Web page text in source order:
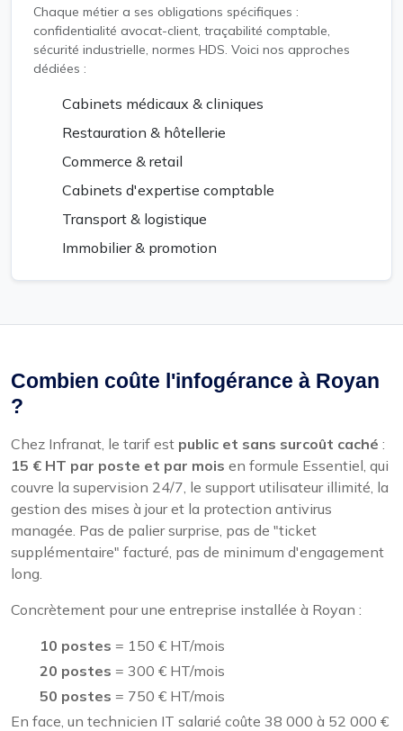
Chaque métier a ses obligations spécifiques :
confidentialité avocat-client, traçabilité comptable,
sécurité industrielle, normes HDS. Voici nos approches
dédiées :
Cabinets médicaux & cliniques
Restauration & hôtellerie
Commerce & retail
Cabinets d'expertise comptable
Transport & logistique
Immobilier & promotion
Combien coûte l'infogérance à Royan
?
Chez Infranat, le tarif est public et sans surcoût caché :
15 € HT par poste et par mois en formule Essentiel, qui
couvre la supervision 24/7, le support utilisateur illimité, la
gestion des mises à jour et la protection antivirus
managée. Pas de palier surprise, pas de "ticket
supplémentaire" facturé, pas de minimum d'engagement
long.
Concrètement pour une entreprise installée à Royan :
10 postes = 150 € HT/mois
20 postes = 300 € HT/mois
50 postes = 750 € HT/mois
En face, un technicien IT salarié coûte 38 000 à 52 000 €